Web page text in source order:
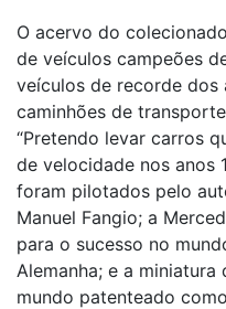
O acervo do
de veículos campeões
veículos de recorde dos
caminhões de
“Pretendo levar carros
de velocidade nos anos
foram pilotados pelo
Manuel Fangio; a
para o sucesso no
Alemanha; e a
mundo patenteado